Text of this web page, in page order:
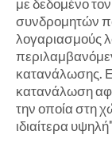
με δεδομένο
συνδρομητών
λογαριασμούς
κατανάλωσης.
κατανάλωση
την οποία στη
ιδιαίτερα